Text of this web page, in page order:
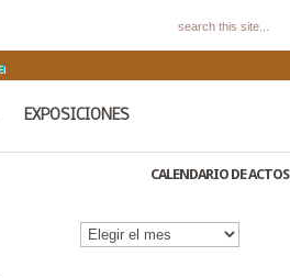
EXPOSICIONES
CALENDARIO DE ACTOS
Calendario
de